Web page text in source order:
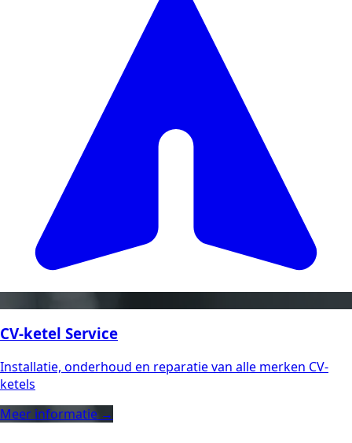
CV-ketel Service
Installatie, onderhoud en reparatie van alle merken CV-
ketels
Meer informatie →